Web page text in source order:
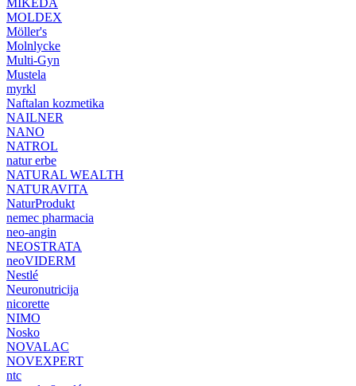
MIKEDA
MOLDEX
Möller's
Molnlycke
Multi-Gyn
Mustela
myrkl
Naftalan kozmetika
NAILNER
NANO
NATROL
natur erbe
NATURAL WEALTH
NATURAVITA
NaturProdukt
nemec pharmacia
neo-angin
NEOSTRATA
neoVIDERM
Nestlé
Neuronutricija
nicorette
NIMO
Nosko
NOVALAC
NOVEXPERT
ntc